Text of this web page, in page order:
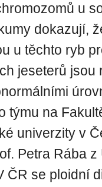
u
dokazují,
u těchto ryb
jeseterů jsou
týmu na
univerzity v
Petra Rába
ČR se ploidní